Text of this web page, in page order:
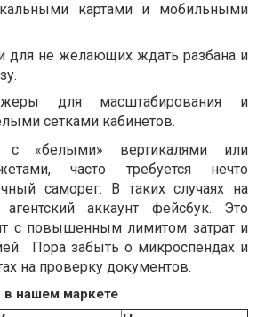
картами и мобильными
для не желающих ждать разбана и
для масштабирования и
сетками кабинетов.
«белыми» вертикалями или
часто требуется нечто
саморег. В таких случаях на
аккаунт фейсбук. Это
с повышенным лимитом затрат и
Пора забыть о микроспендах и
на проверку документов.
в нашем маркете